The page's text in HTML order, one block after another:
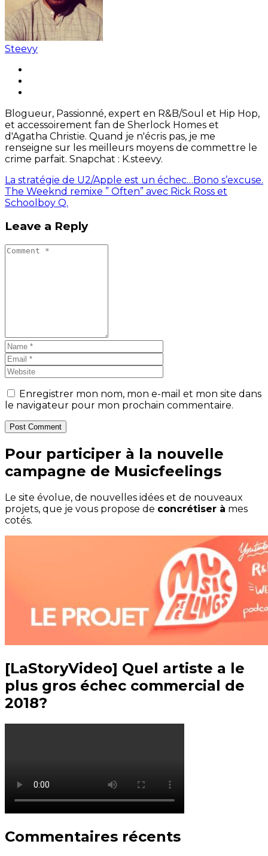
Steevy
Blogueur, Passionné, expert en R&B/Soul et Hip Hop,
et accessoirement fan de Sherlock Homes et
d'Agatha Christie. Quand je n'écris pas, je me
renseigne sur les meilleurs moyens de commettre le
crime parfait. Snapchat : K.steevy.
La stratégie de U2/Apple est un échec…Bono s’excuse.
The Weeknd remixe ” Often” avec Rick Ross et
Schoolboy Q.
Leave a Reply
Enregistrer mon nom, mon e-mail et mon site dans
le navigateur pour mon prochain commentaire.
Post Comment
Pour participer à la nouvelle
campagne de Musicfeelings
Le site évolue, de nouvelles idées et de nouveaux
projets, que je vous propose de concrétiser à mes
cotés.
[LaStoryVideo] Quel artiste a le
plus gros échec commercial de
2018?
Commentaires récents